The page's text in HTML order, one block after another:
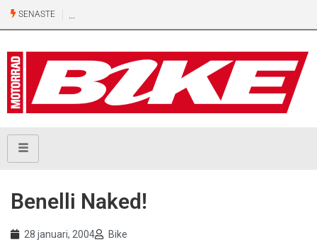
SENASTE
Benelli Naked!
28 januari, 2004 Bike